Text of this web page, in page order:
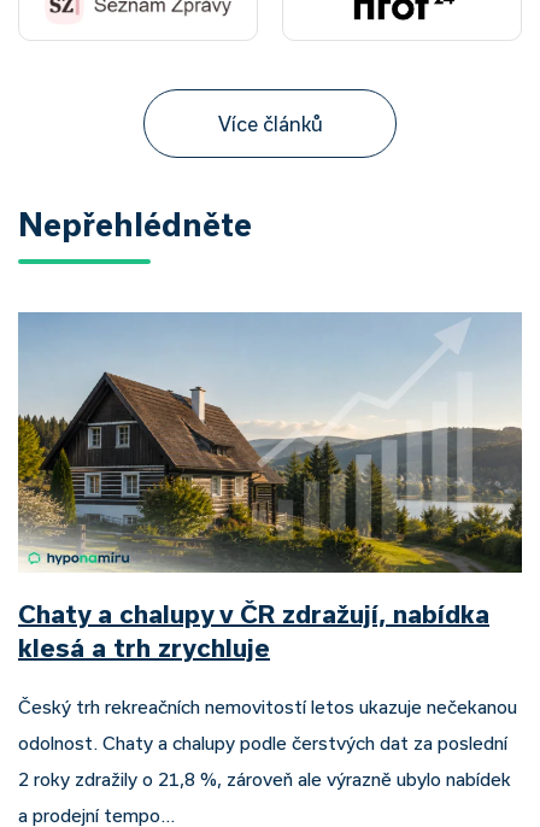
Více článků
Nepřehlédněte
Chaty a chalupy v ČR zdražují, nabídka
klesá a trh zrychluje
Český trh rekreačních nemovitostí letos ukazuje nečekanou
odolnost. Chaty a chalupy podle čerstvých dat za poslední
2 roky zdražily o 21,8 %, zároveň ale výrazně ubylo nabídek
a prodejní tempo…